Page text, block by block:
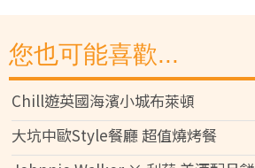
您也可能喜歡...
Chill遊英國海濱小城布萊頓
大坑中歐Style餐廳 超值燒烤餐